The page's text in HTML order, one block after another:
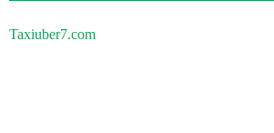
Taxiuber7.com